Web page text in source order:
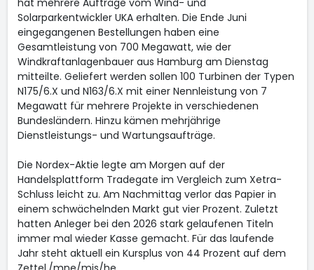
hat mehrere Aufträge vom Wind- und
Solarparkentwickler UKA erhalten. Die Ende Juni
eingegangenen Bestellungen haben eine
Gesamtleistung von 700 Megawatt, wie der
Windkraftanlagenbauer aus Hamburg am Dienstag
mitteilte. Geliefert werden sollen 100 Turbinen der Typen
N175/6.X und N163/6.X mit einer Nennleistung von 7
Megawatt für mehrere Projekte in verschiedenen
Bundesländern. Hinzu kämen mehrjährige
Dienstleistungs- und Wartungsaufträge.
Die Nordex-Aktie legte am Morgen auf der
Handelsplattform Tradegate im Vergleich zum Xetra-
Schluss leicht zu. Am Nachmittag verlor das Papier in
einem schwächelnden Markt gut vier Prozent. Zuletzt
hatten Anleger bei den 2026 stark gelaufenen Titeln
immer mal wieder Kasse gemacht. Für das laufende
Jahr steht aktuell ein Kursplus von 44 Prozent auf dem